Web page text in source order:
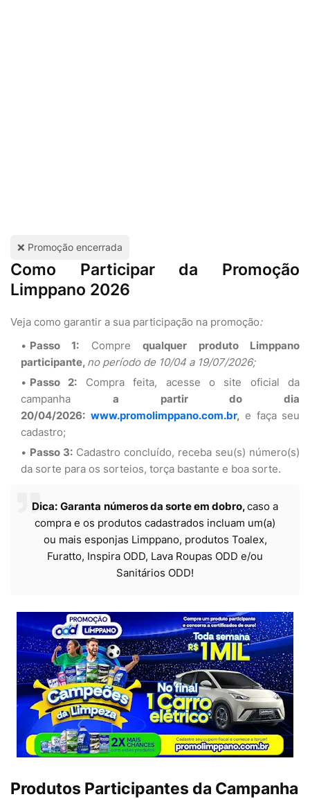
❌ Promoção encerrada
Como Participar da Promoção
Limppano 2026
Veja como garantir a sua participação na promoção:
Passo 1: Comprequalquer produto Limppano
participante, no período de 10/04 a 19/07/2026;
Passo 2: Compra feita, acesse o site oficial da
campanha a partir do dia
20/04/2026: www.promolimppano.com.br, e faça seu
cadastro;
Passo 3: Cadastro concluído, receba seu(s) número(s)
da sorte para os sorteios, torça bastante e boa sorte.
Dica: Garanta números da sorte em dobro,caso a
compra e os produtos cadastrados incluam um(a)
ou mais esponjas Limppano, produtos Toalex,
Furatto, Inspira ODD, Lava Roupas ODD e/ou
Sanitários ODD!
Produtos Participantes da Campanha